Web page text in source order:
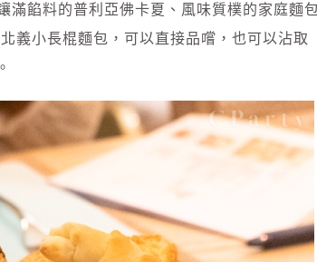
滿餡料的普利亞佛卡夏、風味質樸的家庭麵
義小長棍麵包，可以直接品嚐，也可以沾取